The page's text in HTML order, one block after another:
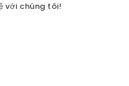
với chúng tôi!